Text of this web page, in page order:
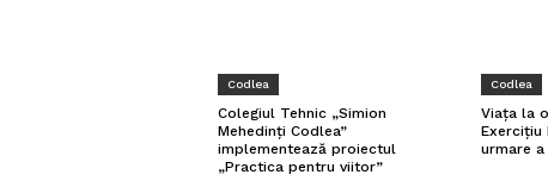
Codlea
Colegiul Tehnic „Simion
Mehedinți Codlea”
implementează proiectul
„Practica pentru viitor”
Codlea
Viața la
Exercițiu
urmare a